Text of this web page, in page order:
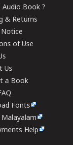
Audio Book ?
& Returns
Notice
of Use
Us
a Book
Fonts
Malayalam
Help